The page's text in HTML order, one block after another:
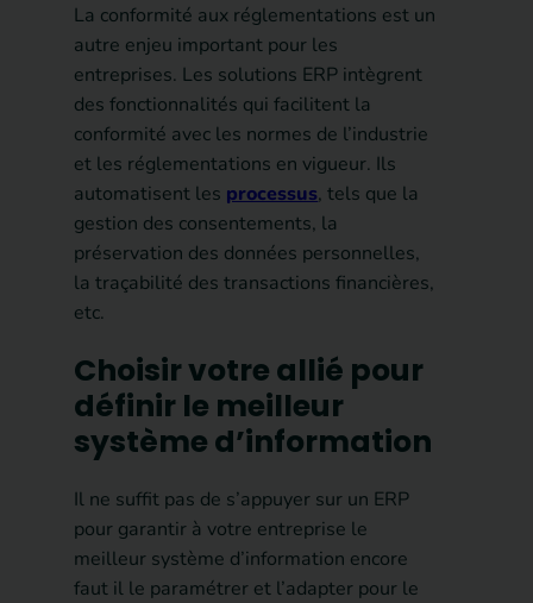
La conformité aux réglementations est un
autre enjeu important pour les
entreprises. Les solutions ERP intègrent
des fonctionnalités qui facilitent la
conformité avec les normes de l’industrie
et les réglementations en vigueur. Ils
automatisent les processus, tels que la
gestion des consentements, la
préservation des données personnelles,
la traçabilité des transactions financières,
etc.
Choisir votre allié pour
définir le meilleur
système d’information
Il ne suffit pas de s’appuyer sur un ERP
pour garantir à votre entreprise le
meilleur système d’information encore
faut il le paramétrer et l’adapter pour le